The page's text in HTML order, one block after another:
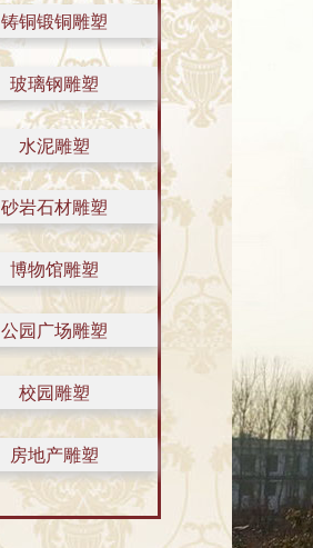
铸铜锻铜雕塑
玻璃钢雕塑
水泥雕塑
砂岩石材雕塑
博物馆雕塑
公园广场雕塑
校园雕塑
房地产雕塑